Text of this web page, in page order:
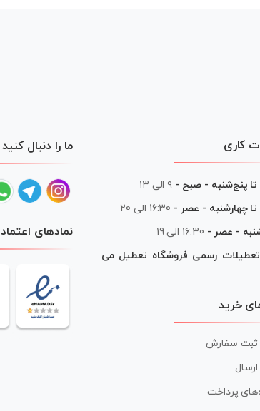
کاری
تا پنج‌شنبه - صبح - ۹ الی ۱۳
چهارشنبه - عصر - 16:30 الی 20
- عصر - 16:30 الی 19
تعطیلات رسمی فروشگاه تعطیل می
خرید
ثبت سفارش
پرداخت
ما را دنبال کنید
نمادهای اعتماد